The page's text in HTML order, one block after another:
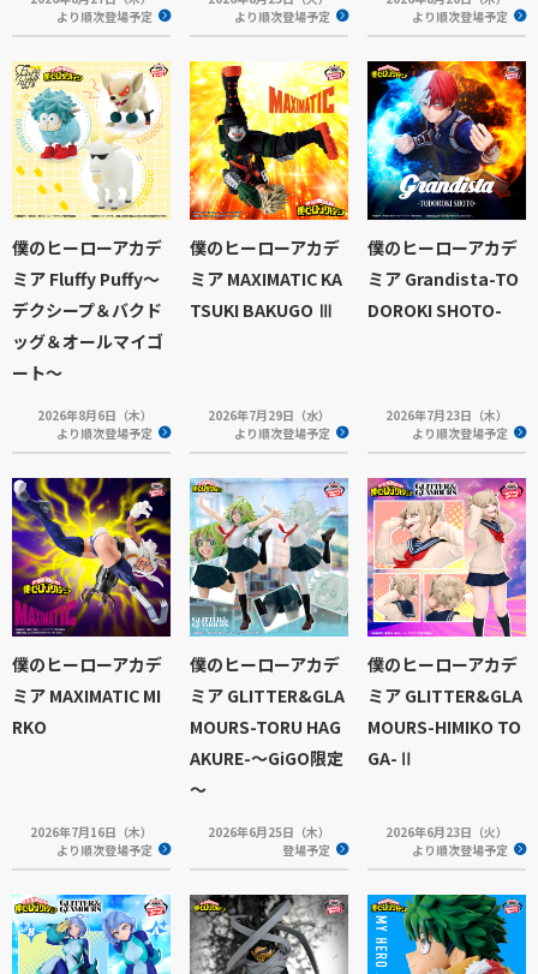
より順次登場予定
より順次登場予定
より順次登場予定
僕のヒーローアカデ
ミア Fluffy Puffy～
デクシープ＆バクド
ッグ＆オールマイゴ
ート～
2026年8月6日（木）
より順次登場予定
僕のヒーローアカデ
ミア MAXIMATIC KA
TSUKI BAKUGO Ⅲ
2026年7月29日（水）
より順次登場予定
僕のヒーローアカデ
ミア Grandista-TO
DOROKI SHOTO-
2026年7月23日（木）
より順次登場予定
僕のヒーローアカデ
ミア MAXIMATIC MI
RKO
2026年7月16日（木）
より順次登場予定
僕のヒーローアカデ
ミア GLITTER&GLA
MOURS-TORU HAG
AKURE-～GiGO限定
～
2026年6月25日（木）
登場予定
僕のヒーローアカデ
ミア GLITTER&GLA
MOURS-HIMIKO TO
GA-Ⅱ
2026年6月23日（火）
より順次登場予定